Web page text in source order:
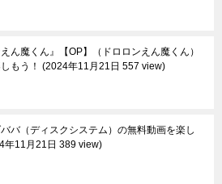
えん魔くん』【OP】（ドロロンえん魔くん）
もう！
2024年11月21日 557 view
バ（ディスクシステム）の無料動画を楽し
年11月21日 389 view